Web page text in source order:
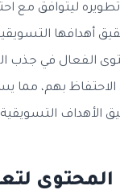
ليتوافق مع
أهدافها
الفعال في جذب
الاحتفاظ بهم، مما
الأهداف